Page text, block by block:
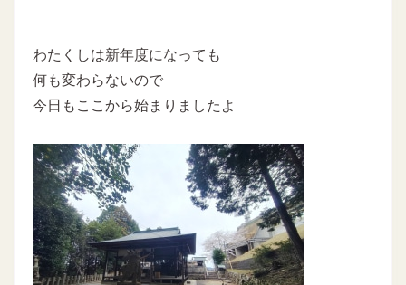
わたくしは新年度になっても
何も変わらないので
今日もここから始まりましたよ